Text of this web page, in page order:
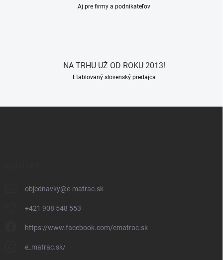
Aj pre firmy a podnikateľov
NA TRHU UŽ OD ROKU 2013!
Etablovaný slovenský predajca
objednavky@e-matrac.sk
+421 908 548 553
https://www.facebook.com/ematrac.sk
e_matrac.sk/